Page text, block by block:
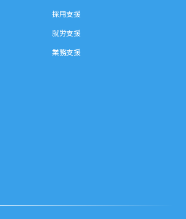
採用支援
就労支援
業務支援